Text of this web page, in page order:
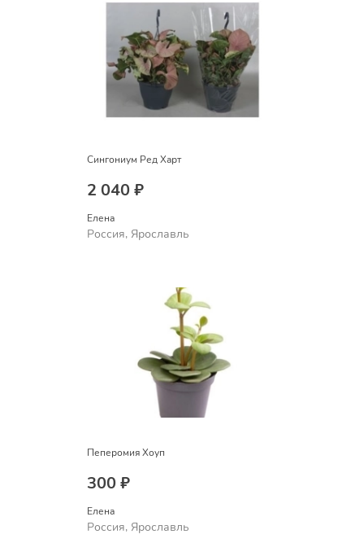
Сингониум Ред Харт
2 040 ₽
Елена
Россия, Ярославль
Пеперомия Хоуп
300 ₽
Елена
Россия, Ярославль